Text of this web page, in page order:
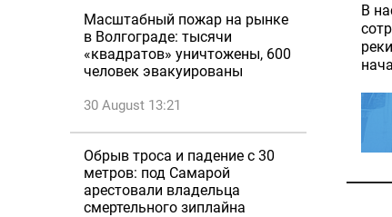
Масштабный пожар на рынке
в Волгограде: тысячи
«квадратов» уничтожены, 600
человек эвакуированы
30 August 13:21
Обрыв троса и падение с 30
метров: под Самарой
арестовали владельца
смертельного зиплайна
В